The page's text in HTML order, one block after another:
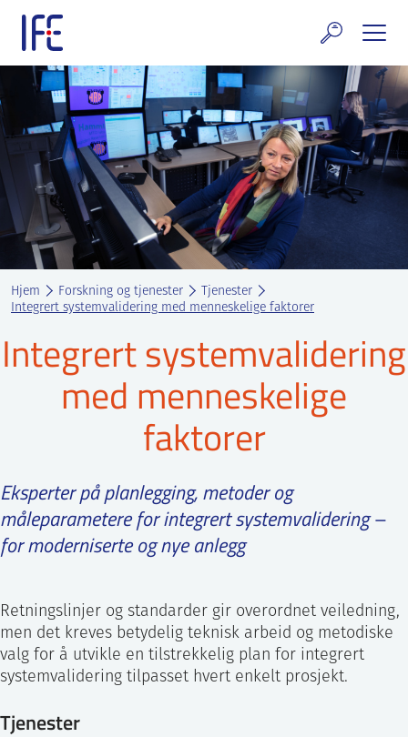
content
og tjenester
teknologi & eiendom
atomanlegg
Norske thoriumnettverket
PRESSE ENGLISH
Hjem Forskning og tjenester
Tjenester
Integrert systemvalidering med menneskelige faktorer
Integrert systemvalidering
med menneskelige
faktorer
Eksperter på planlegging, metoder og
måleparametere for integrert systemvalidering –
for moderniserte og nye anlegg
Retningslinjer og standarder gir overordnet veiledning,
men det kreves betydelig teknisk arbeid og metodiske
valg for å utvikle en tilstrekkelig plan for integrert
systemvalidering tilpasset hvert enkelt prosjekt.
Tjenester